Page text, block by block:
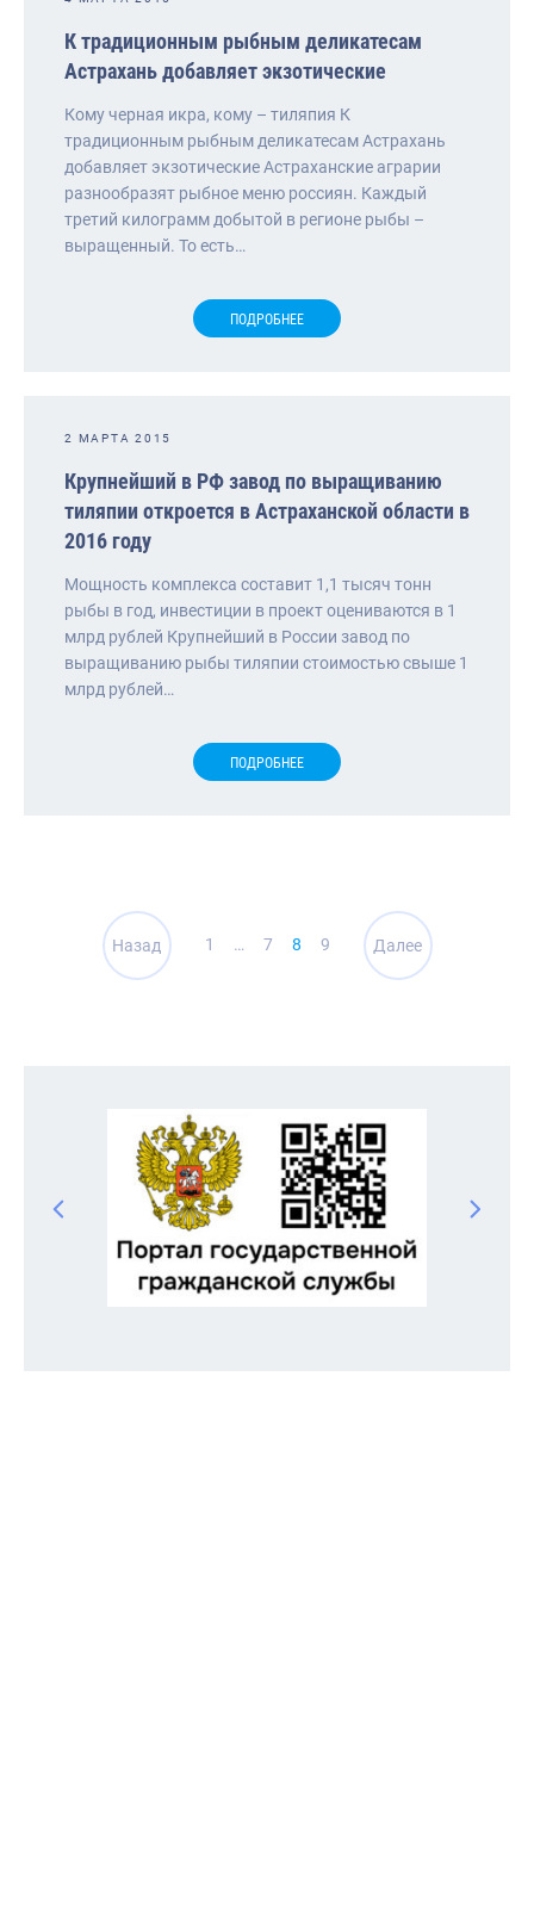
К традиционным рыбным деликатесам
Астрахань добавляет экзотические
Кому черная икра, кому – тиляпия К
традиционным рыбным деликатесам Астрахань
добавляет экзотические Астраханские аграрии
разнообразят рыбное меню россиян. Каждый
третий килограмм добытой в регионе рыбы –
выращенный. То есть…
ПОДРОБНЕЕ
2 МАРТА 2015
Крупнейший в РФ завод по выращиванию
тиляпии откроется в Астраханской области в
2016 году
Мощность комплекса составит 1,1 тысяч тонн
рыбы в год, инвестиции в проект оцениваются в 1
млрд рублей Крупнейший в России завод по
выращиванию рыбы тиляпии стоимостью свыше 1
млрд рублей…
ПОДРОБНЕЕ
Навигация
по
Назад 1 … 7 8 9 Далее